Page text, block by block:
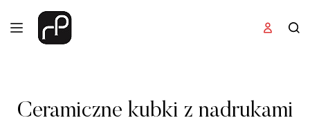
Ceramiczne kubki z nadrukami